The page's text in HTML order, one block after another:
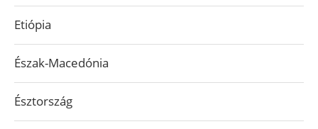
Etiópia
Észak-Macedónia
Észtország